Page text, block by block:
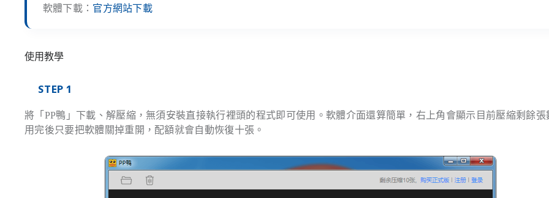
軟體下載： 官方網站下載
使用教學
STEP 1
將「PP鴨」下載、解壓縮，無須安裝直接執行裡頭的程式即可使用。軟體介面還算簡單，右上角會顯示目前壓縮剩餘張
用完後只要把軟體關掉重開，配額就會自動恢復十張。